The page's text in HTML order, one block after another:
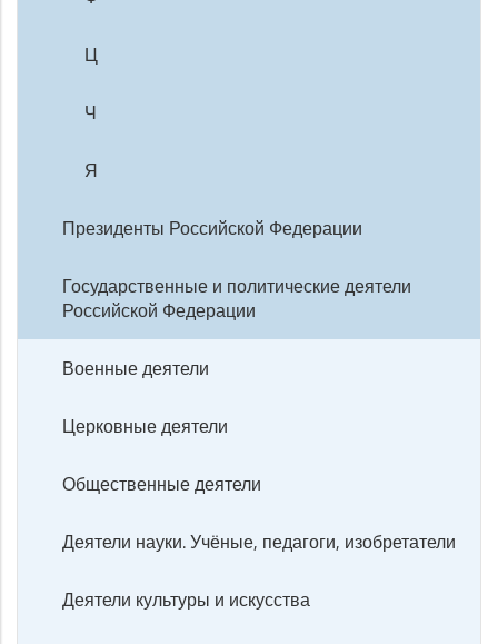
Ц
Ч
Я
Президенты Российской Федерации
Государственные и политические деятели
Российской Федерации
Военные деятели
Церковные деятели
Общественные деятели
Деятели науки. Учёные, педагоги, изобретатели
Деятели культуры и искусства